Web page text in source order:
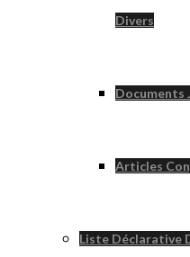
Divers
Documents
Articles
Liste Déclarative